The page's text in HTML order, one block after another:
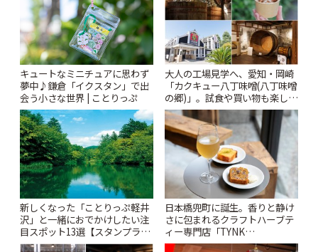
キュートなミニチュアに思わず
夢中♪鎌倉「イクスタン」で出
会う小さな世界 | ことりっぷ
大人の工場見学へ、愛知・岡崎
「カクキュー八丁味噌(八丁味噌
の郷)」。試食や買い物も楽しみ
♪ | ことりっぷ
新しくなった「ことりっぷ軽井
沢」と一緒におでかけしたい注
目スポット13選【スタンプラリ
ー開催中】 | ことりっぷ
日本橋兜町に誕生。香りと静け
さに包まれるクラフトハーブテ
ィー専門店「TYNK
Kabutocho」 | ことりっぷ